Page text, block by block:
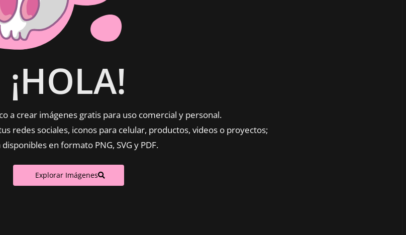
¡HOLA!
a crear imágenes gratis para uso comercial y personal.
redes sociales, iconos para celular, productos, videos o proyectos;
en formato PNG, SVG y PDF.
Explorar Imágenes